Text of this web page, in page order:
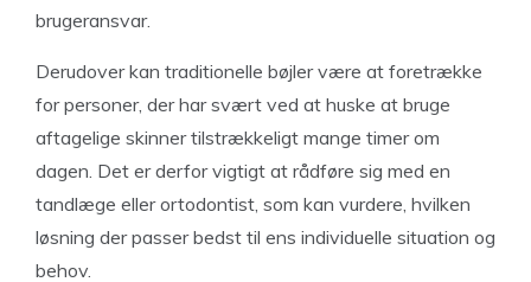
brugeransvar.
Derudover kan traditionelle bøjler være at foretrække
for personer, der har svært ved at huske at bruge
aftagelige skinner tilstrækkeligt mange timer om
dagen. Det er derfor vigtigt at rådføre sig med en
tandlæge eller ortodontist, som kan vurdere, hvilken
løsning der passer bedst til ens individuelle situation og
behov.